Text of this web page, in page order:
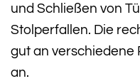
und Schließen von
Stolperfallen. Die
gut an verschiedene
an.